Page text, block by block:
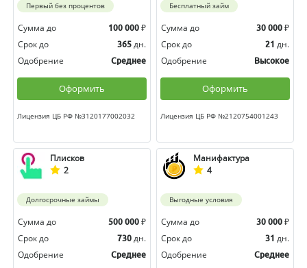
Первый без процентов
Сумма до 100 000 ₽
Срок до
365 дн.
Одобрение
Среднее
Оформить
Лицензия ЦБ РФ №3120177002032
Бесплатный займ
Сумма до 30 000 ₽
Срок до
21 дн.
Одобрение
Высокое
Оформить
Лицензия ЦБ РФ №2120754001243
Плисков
2
Долгосрочные займы
Сумма до 500 000 ₽
Срок до
730 дн.
Одобрение
Среднее
Манифактура
4
Выгодные условия
Сумма до 30 000 ₽
Срок до
31 дн.
Одобрение
Среднее